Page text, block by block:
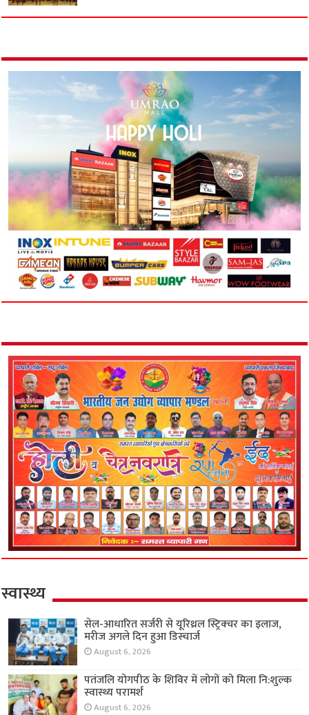
स्वास्थ्य
सेल-आधारित सर्जरी से यूरिथ्रल स्ट्रिक्चर का इलाज,
मरीज अगले दिन हुआ डिस्चार्ज
August 6, 2026
पतंजलि योगपीठ के शिविर में लोगों को मिला नि:शुल्क
स्वास्थ्य परामर्श
August 6, 2026